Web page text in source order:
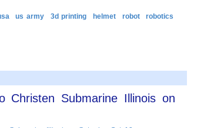
us army 3d printing helmet robot
robotics
Christen Submarine Illinois on